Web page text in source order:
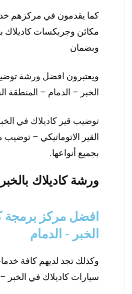
كما يقدمون في مركزهم
مكائن وجربكسات كاديلاك
وبضمان
ويعتبرون افضل ورشة
الخبر – الدمام – المنطقة
توضيب قير كاديلاك في
القير الاتوماتيكي – توضيب
بجميع أنواعها.
ورشة كاديلاك
افضل مركز برمجة
الخبر - الدمام
وكذلك تجد لديهم كافة
سيارات كاديلاك في الخبر –